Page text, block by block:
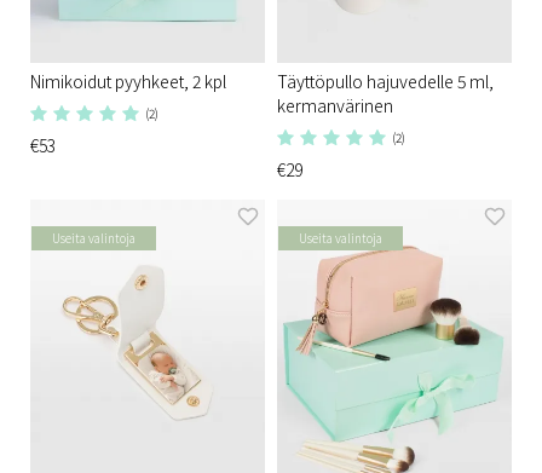
Nimikoidut pyyhkeet, 2 kpl
(2)
€53
Täyttöpullo hajuvedelle 5 ml,
kermanvärinen
(2)
€29
Useita valintoja Useita valintoja